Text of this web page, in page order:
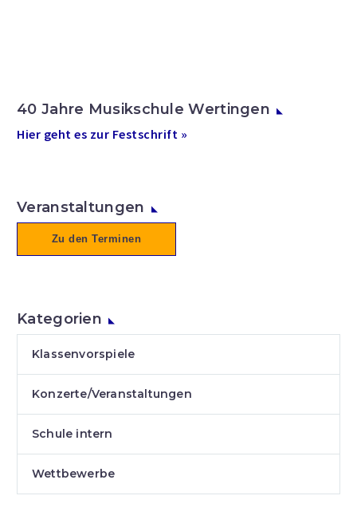
40 Jahre Musikschule Wertingen
Hier geht es zur Festschrift »
Veranstaltungen
Zu den Terminen
Kategorien
Klassenvorspiele
Konzerte/Veranstaltungen
Schule intern
Wettbewerbe